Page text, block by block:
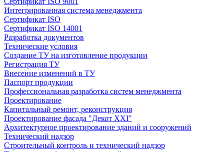
Интегрированная система менеджмента
Сертификат ISO
Сертификат ISO 14001
Разработка документов
Технические условия
Создание ТУ на изготовление продукции
Регистрация ТУ
Внесение изменений в ТУ
Паспорт продукции
Профессиональная разработка систем менеджмента
Проектирование
Капитальный ремонт, реконструкция
Проектирование фасада "Декот XXI"
Архитектурное проектирование зданий и сооружений
Технический надзор
Строительный контроль и технический надзор